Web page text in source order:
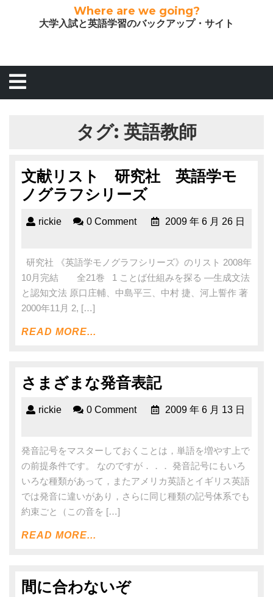
Where are we going?
大学入試と英語学習のバックアップ・サイト
タグ: 英語教師
文献リスト 研究社 英語学モ
ノグラフシリーズ
rickie 0 Comment 2009 年 6 月 26 日
研究社 《英語学モノグラフシリーズ》のリスト 2008年
10月完結 全21巻 1 ことば仕組みを探る ―生成文法
と認知文法 原口庄輔、中島平三、中村 捷、河上誓作 著
2000年11月 2, […]
READ MORE...
さまざまな発音表記
rickie 0 Comment 2009 年 6 月 13 日
発音記号をマスターしておくことは，単語を増やす上で
の前提条件です。 なのですが．．． 発音記号にもいろ
いろな種類があって，またアメリカ英語とイギリス英語
では発音に違いがあり，さらに同じ種類の記号体系でも
約束ごと（この音を […]
READ MORE...
間に合わないぞ